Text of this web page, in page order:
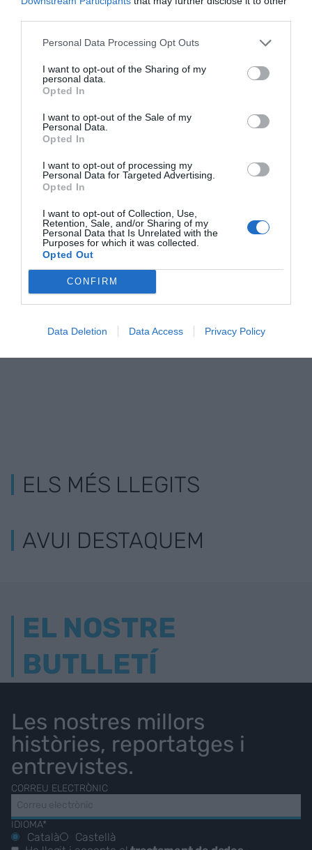
Personal Data Processing Opt Outs
I want to opt-out of the Sharing of my
personal data.
Opted In
I want to opt-out of the Sale of my
Personal Data.
Opted In
I want to opt-out of processing my
Personal Data for Targeted Advertising.
Opted In
I want to opt-out of Collection, Use,
Retention, Sale, and/or Sharing of my
Personal Data that Is Unrelated with the
Purposes for which it was collected.
Opted Out
CONFIRM
Data Deletion Data Access Privacy Policy
RELACIONADES
Panellets que
sorprenen
força els pastissers
a augmentar fins a
panellets
castanyes
ELS MÉS LLEGITS
AVUI DESTAQUEM
EL NOSTRE
BUTLLETÍ
Les nostres millors
històries, reportatges i
entrevistes.
CORREU ELECTRÒNIC
IDIOMA*
Català
Castellà